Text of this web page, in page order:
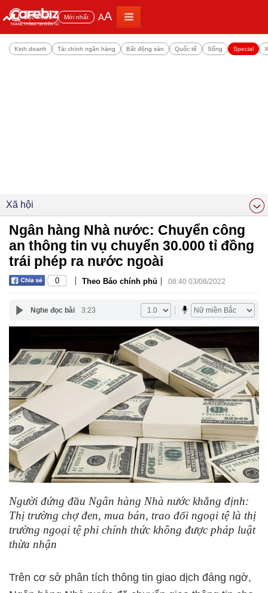
Đọc nhiều Mới nhất AA
Kinh doanh Tài chính ngân hàng Bất động sản Quốc tế Sống Special
Xã hội
Ngân hàng Nhà nước: Chuyển công
an thông tin vụ chuyển 30.000 tỉ đồng
trái phép ra nước ngoài
0 | Theo Báo chính phủ | 08:40 03/08/2022
Nghe đọc bài 3:23
Người đứng đầu Ngân hàng Nhà nước khẳng định:
Thị trường chợ đen, mua bán, trao đổi ngoại tệ là thị
trường ngoại tệ phi chính thức không được pháp luật
thừa nhận
Trên cơ sở phân tích thông tin giao dịch đáng ngờ,